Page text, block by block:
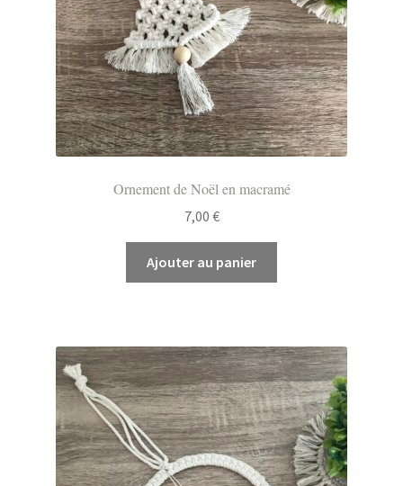
Ornement de Noël en macramé
7,00 €
Ajouter au panier